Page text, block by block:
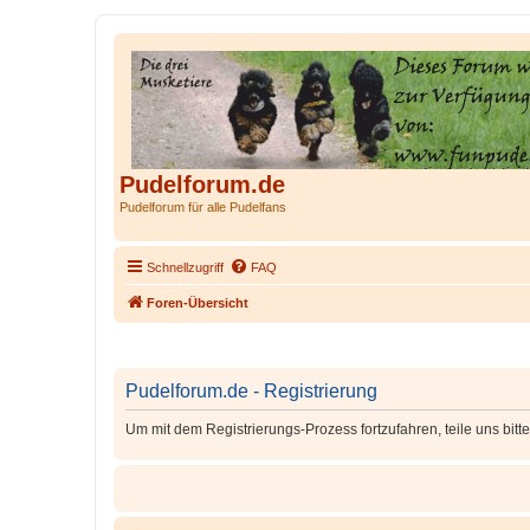
Pudelforum.de
Pudelforum für alle Pudelfans
Schnellzugriff FAQ
Foren-Übersicht
Pudelforum.de - Registrierung
Um mit dem Registrierungs-Prozess fortzufahren, teile uns